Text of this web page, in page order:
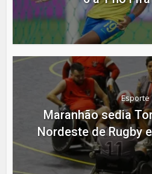
Esporte
Maranhão sedia
Nordeste de Rugby